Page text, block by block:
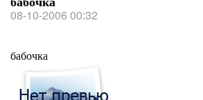
08-10-2006 00:32
бабочка